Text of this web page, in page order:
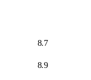
8.7
8.9